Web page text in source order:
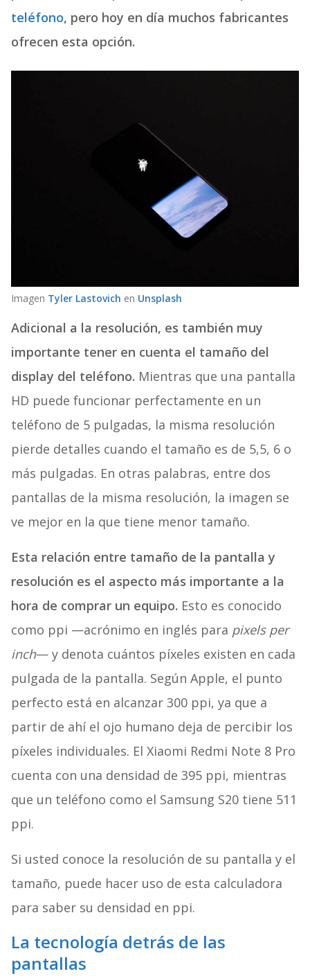
teléfono, pero hoy en día muchos fabricantes
ofrecen esta opción.
Imagen Tyler Lastovich en Unsplash
Adicional a la resolución, es también muy
importante tener en cuenta el tamaño del
display del teléfono. Mientras que una pantalla
HD puede funcionar perfectamente en un
teléfono de 5 pulgadas, la misma resolución
pierde detalles cuando el tamaño es de 5,5, 6 o
más pulgadas. En otras palabras, entre dos
pantallas de la misma resolución, la imagen se
ve mejor en la que tiene menor tamaño.
Esta relación entre tamaño de la pantalla y
resolución es el aspecto más importante a la
hora de comprar un equipo. Esto es conocido
como ppi —acrónimo en inglés para pixels per
inch— y denota cuántos píxeles existen en cada
pulgada de la pantalla. Según Apple, el punto
perfecto está en alcanzar 300 ppi, ya que a
partir de ahí el ojo humano deja de percibir los
píxeles individuales. El Xiaomi Redmi Note 8 Pro
cuenta con una densidad de 395 ppi, mientras
que un teléfono como el Samsung S20 tiene 511
ppi.
Si usted conoce la resolución de su pantalla y el
tamaño, puede hacer uso de esta calculadora
para saber su densidad en ppi.
La tecnología detrás de las
pantallas